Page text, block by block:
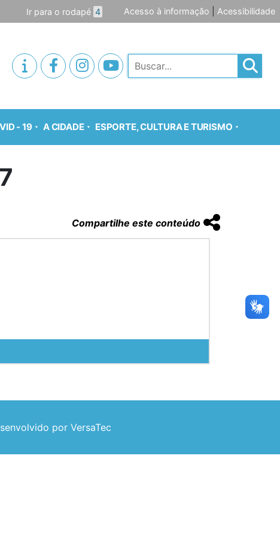
Ir para o rodapé 4 Acesso à informação Acessibilidade
Pesquisar
- 19 A CIDADE ESPORTE, CULTURA E TURISMO
Compartilhe este conteúdo
por VersaTec